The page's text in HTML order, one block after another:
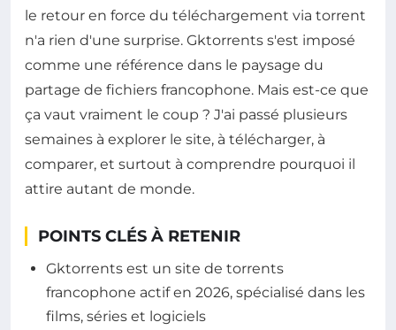
le retour en force du téléchargement via torrent
n'a rien d'une surprise. Gktorrents s'est imposé
comme une référence dans le paysage du
partage de fichiers francophone. Mais est-ce que
ça vaut vraiment le coup ? J'ai passé plusieurs
semaines à explorer le site, à télécharger, à
comparer, et surtout à comprendre pourquoi il
attire autant de monde.
POINTS CLÉS À RETENIR
Gktorrents est un site de torrents
francophone actif en 2026, spécialisé dans les
films, séries et logiciels